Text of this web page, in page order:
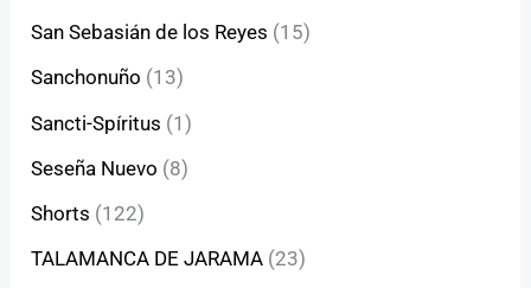
San Sebasián de los Reyes (15)
Sanchonuño (13)
Sancti-Spíritus (1)
Seseña Nuevo (8)
Shorts (122)
TALAMANCA DE JARAMA (23)